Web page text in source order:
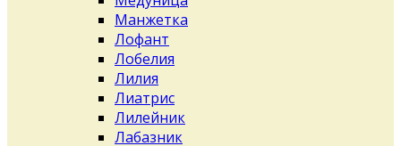
Манжетка
Лофант
Лобелия
Лилия
Лиатрис
Лилейник
Лабазник